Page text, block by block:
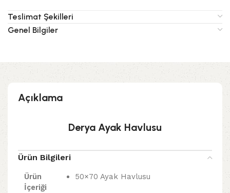
Teslimat Şekilleri
Genel Bilgiler
Açıklama
Derya Ayak Havlusu
Ürün Bilgileri
Ürün
İçeriği
50×70 Ayak Havlusu